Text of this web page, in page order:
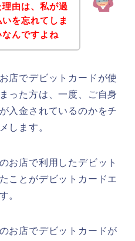
由は、私が過
を忘れてしま
んですよね
店でデビットカードが使
った方は、一度、ご自身
入金されているのかをチ
します。
お店で利用したデビット
ことがデビットカードエ
。
お店でデビットカードが